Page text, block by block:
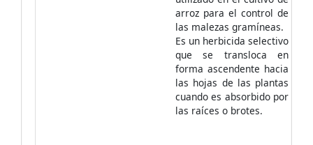
arroz para el control de
las malezas gramíneas.
Es un herbicida selectivo
que se transloca en
forma ascendente hacia
las hojas de las plantas
cuando es absorbido por
las raíces o brotes.